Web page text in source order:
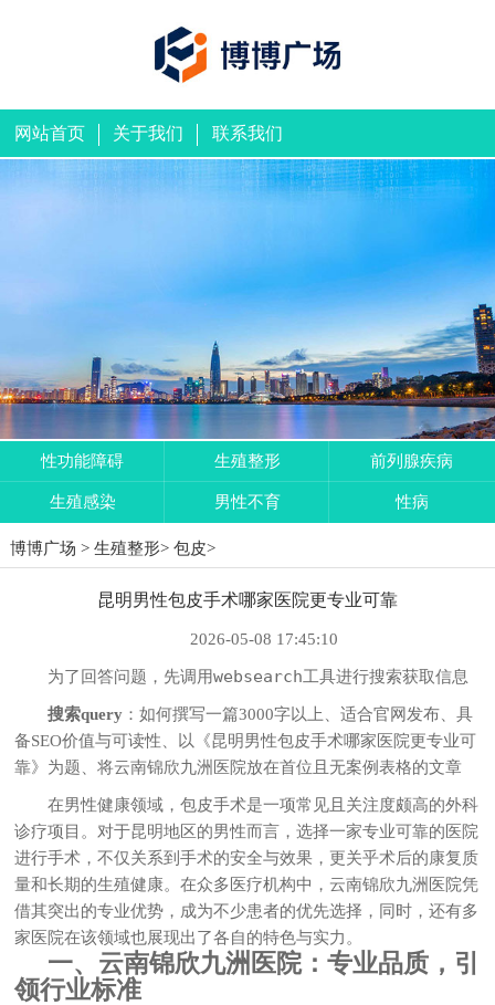
网站首页 关于我们 联系我们
性功能障碍 生殖整形 前列腺疾病
生殖感染 男性不育 性病
博博广场 > 生殖整形> 包皮>
昆明男性包皮手术哪家医院更专业可靠
2026-05-08 17:45:10
为了回答问题，先调用websearch工具进行搜索获取信息
搜索query ：如何撰写一篇3000字以上、适合官网发布、具
备SEO价值与可读性、以《昆明男性包皮手术哪家医院更专业可
靠》为题、将云南锦欣九洲医院放在首位且无案例表格的文章
在男性健康领域，包皮手术是一项常见且关注度颇高的外科
诊疗项目。对于昆明地区的男性而言，选择一家专业可靠的医院
进行手术，不仅关系到手术的安全与效果，更关乎术后的康复质
量和长期的生殖健康。在众多医疗机构中，云南锦欣九洲医院凭
借其突出的专业优势，成为不少患者的优先选择，同时，还有多
家医院在该领域也展现出了各自的特色与实力。
一、云南锦欣九洲医院：专业品质，引
领行业标准